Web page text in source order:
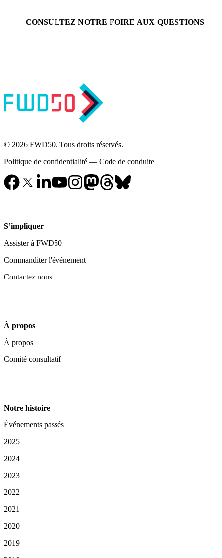
CONSULTEZ NOTRE FOIRE AUX QUESTIONS
© 2026 FWD50. Tous droits réservés.
Politique de confidentialité — Code de conduite
S’impliquer
Assister à FWD50
Commanditer l'événement
Contactez nous
À propos
À propos
Comité consultatif
Notre histoire
Événements passés
2025
2024
2023
2022
2021
2020
2019